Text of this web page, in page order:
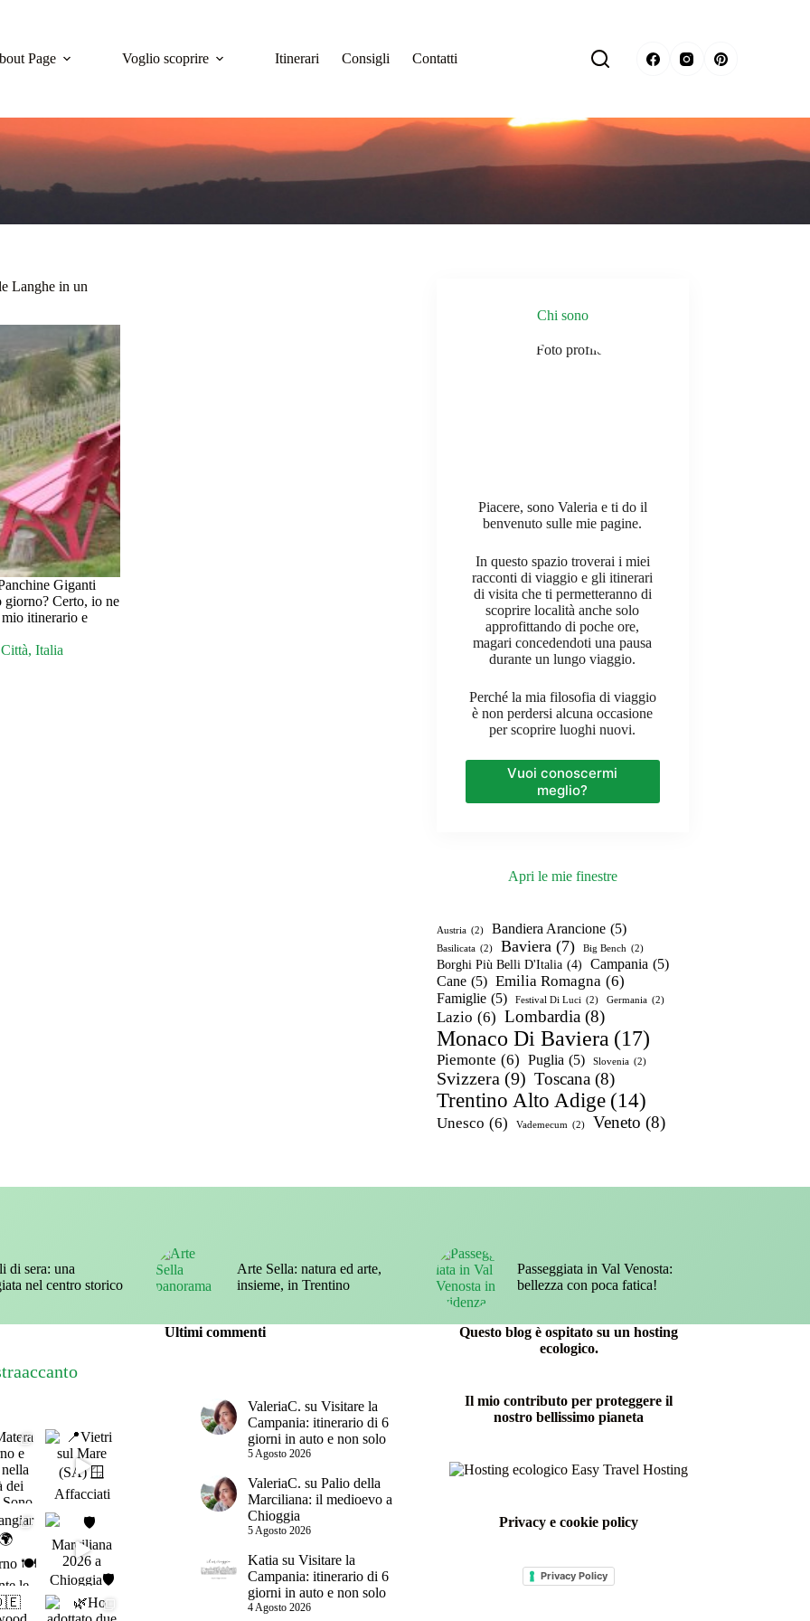
Page Voglio scoprire Itinerari Consigli Contatti
Langhe in un
Giganti
giorno? Certo, io ne
itinerario e
Città, Italia
Chi sono
Piacere, sono Valeria e ti do il
benvenuto sulle mie pagine.
In questo spazio troverai i miei
racconti di viaggio e gli itinerari
di visita che ti permetteranno di
scoprire località anche solo
approfittando di poche ore,
magari concedendoti una pausa
durante un lungo viaggio.
Perché la mia filosofia di viaggio
è non perdersi alcuna occasione
per scoprire luoghi nuovi.
Vuoi conoscermi
meglio?
Apri le mie finestre
Austria (2) Bandiera Arancione (5)
Basilicata (2) Baviera (7) Big Bench (2)
Borghi Più Belli D'Italia (4) Campania (5)
Cane (5) Emilia Romagna (6)
Famiglie (5) Festival Di Luci (2) Germania (2)
Lazio (6) Lombardia (8)
Monaco Di Baviera (17)
Piemonte (6) Puglia (5) Slovenia (2)
Svizzera (9) Toscana (8)
Trentino Alto Adige (14)
Unesco (6) Vademecum (2) Veneto (8)
di sera: una
nel centro storico
Arte Sella: natura ed arte,
insieme, in Trentino
Passeggiata in Val Venosta:
bellezza con poca fatica!
Ultimi commenti
ValeriaC. su Visitare la
Campania: itinerario di 6
giorni in auto e non solo
5 Agosto 2026
ValeriaC. su Palio della
Marciliana: il medioevo a
Chioggia
5 Agosto 2026
Katia su Visitare la
Campania: itinerario di 6
giorni in auto e non solo
4 Agosto 2026
Questo blog è ospitato su un hosting
ecologico.
Il mio contributo per proteggere il
nostro bellissimo pianeta
Privacy e cookie policy
Privacy Policy